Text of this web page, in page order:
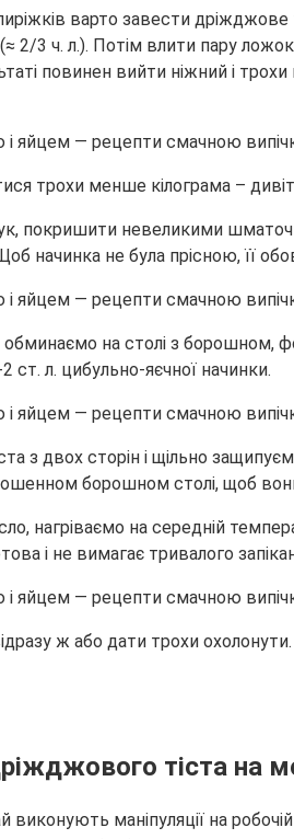
варто завести
2/3 ч. л.). Потім влити пару
повинен вийти ніжний і
трохи менше кілограма –
покришити невеликими
начинка не була прісною, її
обминаємо на столі з
ст. л. цибульно-яєчної начинки.
з двох сторін і щільно
борошном столі, щоб вони
нагріваємо на середній
і не вимагає тривалого
ж або дати трохи
тіста на
маніпуляції на